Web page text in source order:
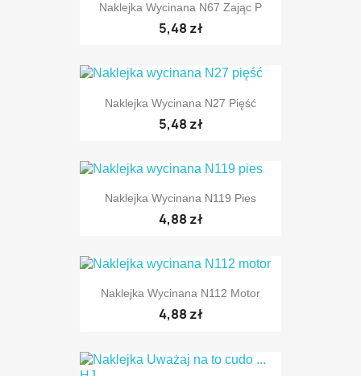
Naklejka Wycinana N67 Zając P
5,48 zł
Naklejka Wycinana N27 Pięść
5,48 zł
Naklejka Wycinana N119 Pies
4,88 zł
Naklejka Wycinana N112 Motor
4,88 zł